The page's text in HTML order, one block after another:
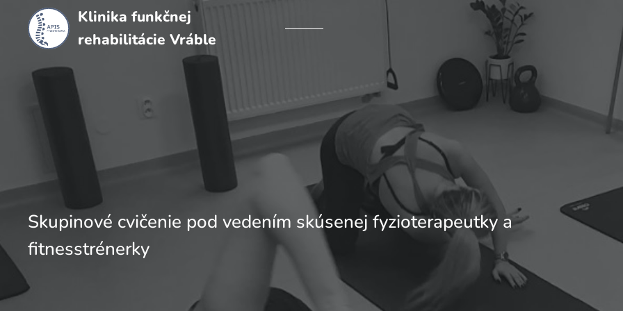
Klinika funkčnej
rehabilitácie Vráble
Skupinové cvičenie pod vedením skúsenej fyzioterapeutky a
fitnesstrénerky